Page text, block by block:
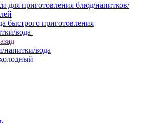
для приготовления блюд/напитков/
быстрого приготовления
вода
напитки/вода